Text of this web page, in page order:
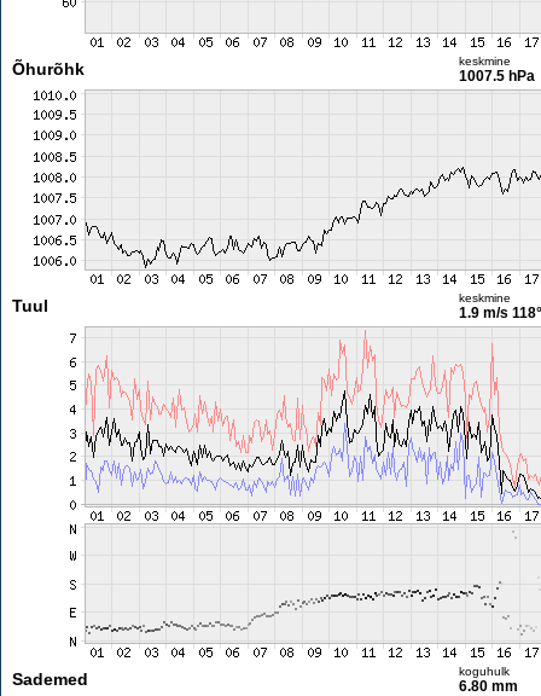
Õhurõhk keskmine
1007.5 hPa
Tuul keskmine
1.9 m/s 118°
Sademed koguhulk
6.80 mm